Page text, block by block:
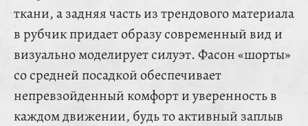
ткани, а задняя часть из трендового материала
в рубчик придает образу современный вид и
визуально моделирует силуэт. Фасон «шорты»
со средней посадкой обеспечивает
непревзойденный комфорт и уверенность в
каждом движении, будь то активный заплыв